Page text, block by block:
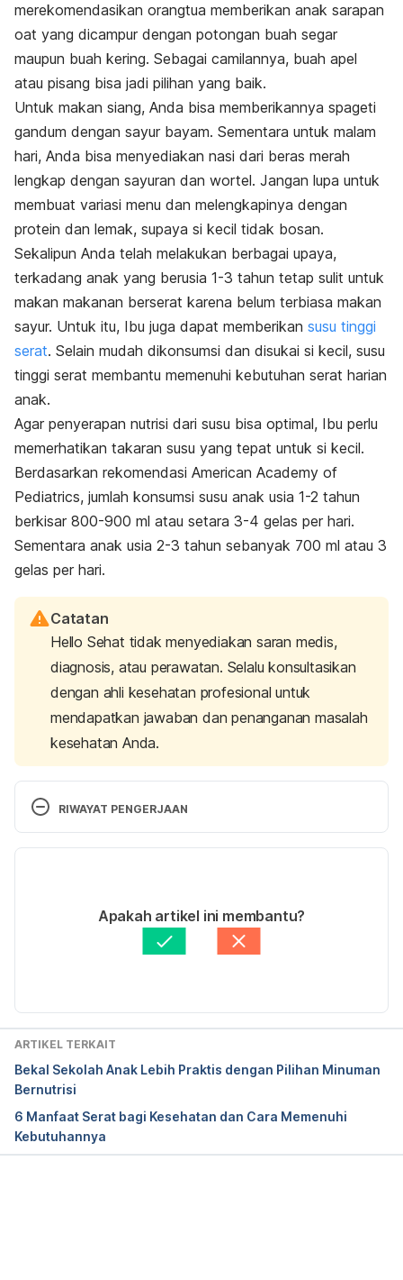
merekomendasikan orangtua memberikan anak sarapan
oat yang dicampur dengan potongan buah segar
maupun buah kering. Sebagai camilannya, buah apel
atau pisang bisa jadi pilihan yang baik.
Untuk makan siang, Anda bisa memberikannya spageti
gandum dengan sayur bayam. Sementara untuk malam
hari, Anda bisa menyediakan nasi dari beras merah
lengkap dengan sayuran dan wortel. Jangan lupa untuk
membuat variasi menu dan melengkapinya dengan
protein dan lemak, supaya si kecil tidak bosan.
Sekalipun Anda telah melakukan berbagai upaya,
terkadang anak yang berusia 1-3 tahun tetap sulit untuk
makan makanan berserat karena belum terbiasa makan
sayur. Untuk itu, Ibu juga dapat memberikan susu tinggi
serat. Selain mudah dikonsumsi dan disukai si kecil, susu
tinggi serat membantu memenuhi kebutuhan serat harian
anak.
Agar penyerapan nutrisi dari susu bisa optimal, Ibu perlu
memerhatikan takaran susu yang tepat untuk si kecil.
Berdasarkan rekomendasi American Academy of
Pediatrics, jumlah konsumsi susu anak usia 1-2 tahun
berkisar 800-900 ml atau setara 3-4 gelas per hari.
Sementara anak usia 2-3 tahun sebanyak 700 ml atau 3
gelas per hari.
Catatan
Hello Sehat tidak menyediakan saran medis,
diagnosis, atau perawatan. Selalu konsultasikan
dengan ahli kesehatan profesional untuk
mendapatkan jawaban dan penanganan masalah
kesehatan Anda.
RIWAYAT PENGERJAAN
Ditulis oleh
dr. Frieda Handayani Sp.A (K)
Diperbarui oleh: Nanda Saputri
Apakah artikel ini membantu?
ARTIKEL TERKAIT
Bekal Sekolah Anak Lebih Praktis dengan Pilihan Minuman
Bernutrisi
6 Manfaat Serat bagi Kesehatan dan Cara Memenuhi
Kebutuhannya